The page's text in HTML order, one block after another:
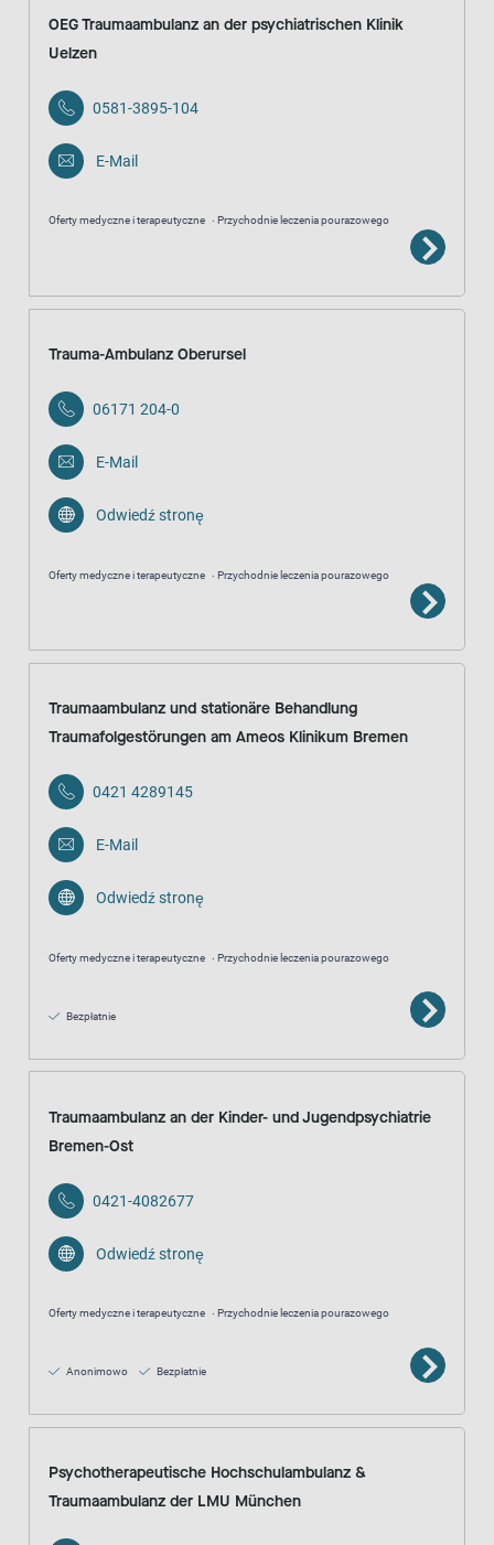
OEG Traumaambulanz an der psychiatrischen Klinik
Uelzen
0581-3895-104
E-Mail
Oferty medyczne i terapeutyczne Przychodnie leczenia pourazowego
Trauma-Ambulanz Oberursel
06171 204-0
E-Mail
Odwiedź stronę
Oferty medyczne i terapeutyczne Przychodnie leczenia pourazowego
Traumaambulanz und stationäre Behandlung
Traumafolgestörungen am Ameos Klinikum Bremen
0421 4289145
E-Mail
Odwiedź stronę
Oferty medyczne i terapeutyczne Przychodnie leczenia pourazowego
Bezpłatnie
Traumaambulanz an der Kinder- und Jugendpsychiatrie
Bremen-Ost
0421-4082677
Odwiedź stronę
Oferty medyczne i terapeutyczne Przychodnie leczenia pourazowego
Anonimowo Bezpłatnie
Psychotherapeutische Hochschulambulanz &
Traumaambulanz der LMU München